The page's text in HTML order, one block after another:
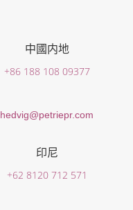
中國内地
+86 188 108 09377
hedvig@petriepr.com
印尼
+62 8120 712 571